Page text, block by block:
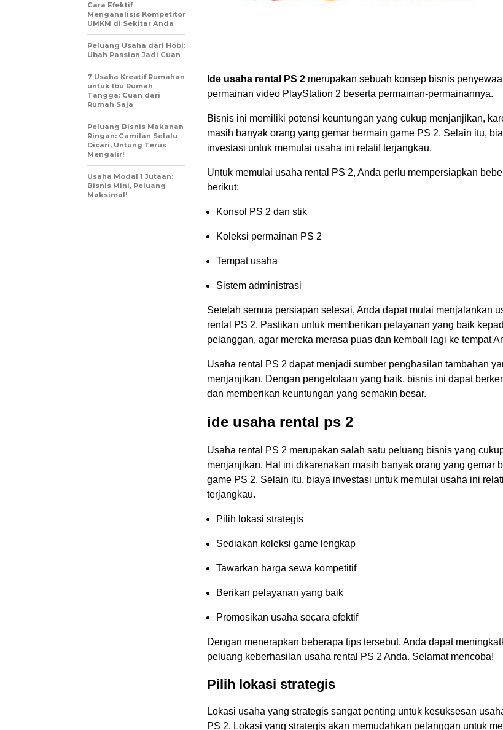
Ide usaha rental PS 2 merupakan sebuah konsep bisnis
permainan video PlayStation 2 beserta permainan-permainannya.
Bisnis ini memiliki potensi keuntungan yang cukup menjanjikan,
masih banyak orang yang gemar bermain game PS 2. Selain itu,
investasi untuk memulai usaha ini relatif terjangkau.
Untuk memulai usaha rental PS 2, Anda perlu mempersiapkan
berikut:
Konsol PS 2 dan stik
Koleksi permainan PS 2
Tempat usaha
Sistem administrasi
Setelah semua persiapan selesai, Anda dapat mulai menjalankan
rental PS 2. Pastikan untuk memberikan pelayanan yang baik
pelanggan, agar mereka merasa puas dan kembali lagi ke tempat
Usaha rental PS 2 dapat menjadi sumber penghasilan tambahan
menjanjikan. Dengan pengelolaan yang baik, bisnis ini dapat
dan memberikan keuntungan yang semakin besar.
ide usaha rental ps 2
Usaha rental PS 2 merupakan salah satu peluang bisnis yang
menjanjikan. Hal ini dikarenakan masih banyak orang yang gemar
game PS 2. Selain itu, biaya investasi untuk memulai usaha ini
terjangkau.
Pilih lokasi strategis
Sediakan koleksi game lengkap
Tawarkan harga sewa kompetitif
Berikan pelayanan yang baik
Promosikan usaha secara efektif
Dengan menerapkan beberapa tips tersebut, Anda dapat
peluang keberhasilan usaha rental PS 2 Anda. Selamat mencoba!
Pilih lokasi strategis
Lokasi usaha yang strategis sangat penting untuk kesuksesan
PS 2. Lokasi yang strategis akan memudahkan pelanggan untuk
Cara Efektif
Menganalisis Kompetitor
UMKM di Sekitar Anda
Peluang Usaha dari Hobi:
Ubah Passion Jadi Cuan
7 Usaha Kreatif Rumahan
untuk Ibu Rumah
Tangga: Cuan dari
Rumah Saja
Peluang Bisnis Makanan
Ringan: Camilan Selalu
Dicari, Untung Terus
Mengalir!
Usaha Modal 1 Jutaan:
Bisnis Mini, Peluang
Maksimal!